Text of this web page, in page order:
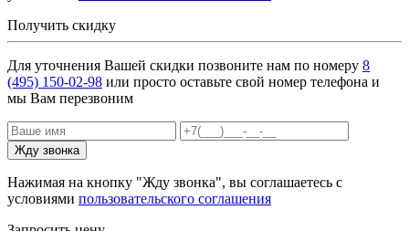
Получить скидку
Для уточнения Вашей скидки позвоните нам по номеру 8
(495) 150-02-98 или просто оставьте свой номер телефона и
мы Вам перезвоним
Жду звонка
Нажимая на кнопку "Жду звонка", вы соглашаетесь с
условиями пользовательского соглашения